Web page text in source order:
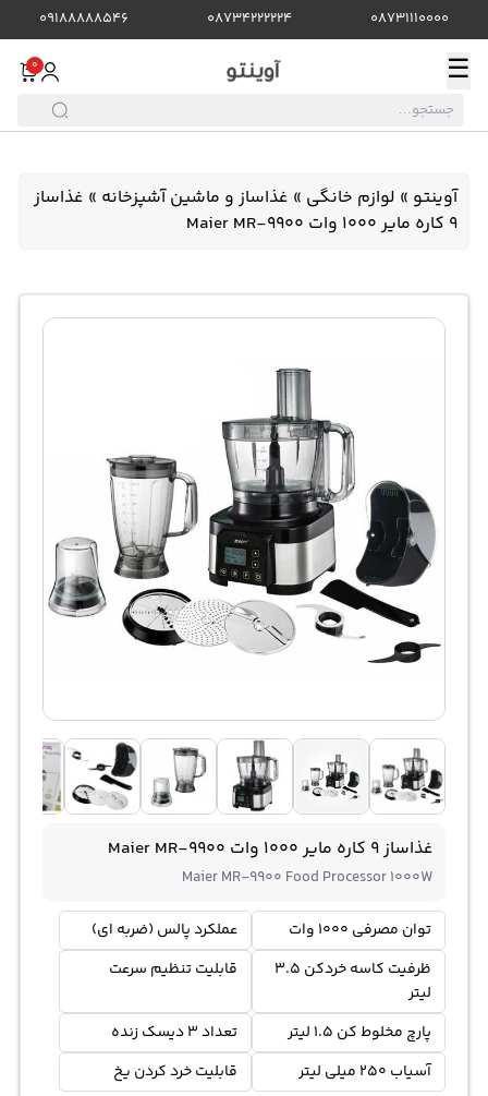
08731110000
08734222224
09188888546
☰
0
آوینتو » لوازم خانگی » غذاساز و ماشین آشپزخانه » غذاساز
9 کاره مایر 1000 وات Maier MR-9900
غذاساز 9 کاره مایر 1000 وات Maier MR-9900
Maier MR-9900 Food Processor 1000W
توان مصرفی 1000 وات
عملکرد پالس (ضربه ای)
ظرفیت کاسه خردکن 3.5
لیتر
قابلیت تنظيم سرعت
پارچ مخلوط کن 1.5 لیتر
تعداد 3 دیسک زنده
آسیاب 250 میلی‌ لیتر
قابلیت خرد کردن یخ